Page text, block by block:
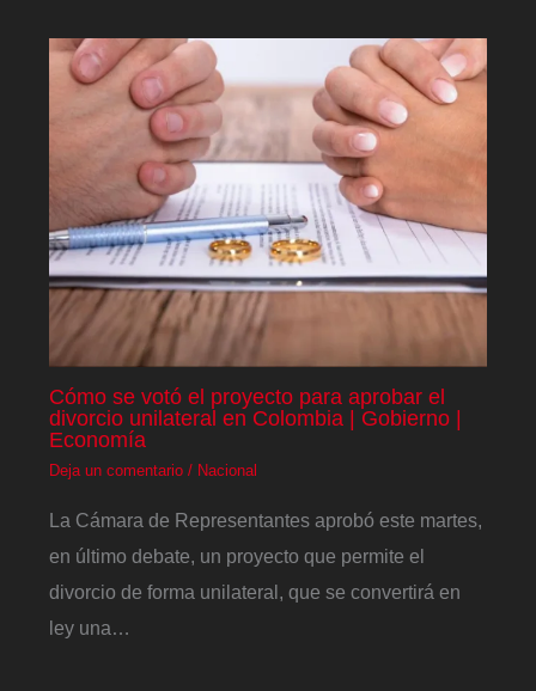
Cómo se votó el proyecto para aprobar el
divorcio unilateral en Colombia | Gobierno |
Economía
Deja un comentario / Nacional
La Cámara de Representantes aprobó este martes,
en último debate, un proyecto que permite el
divorcio de forma unilateral, que se convertirá en
ley una…